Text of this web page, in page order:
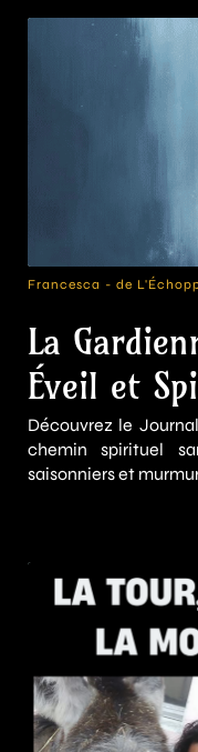
Francesca - de
La
Éveil et
Découvrez le
chemin spirituel
saisonniers et